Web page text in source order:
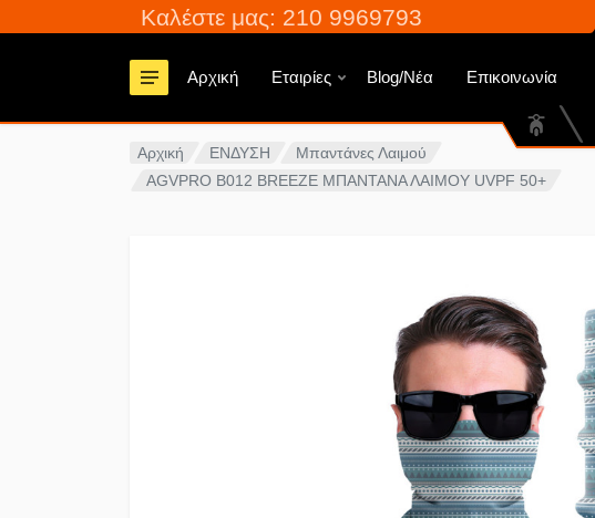
Καλέστε μας: 210 9969793
Αρχική Εταιρίες Blog/Νέα Επικοινωνία
Αρχική ΕΝΔΥΣΗ
Μπαντάνες Λαιμού
AGVPRO B012 BREEZE ΜΠΑΝΤΑΝΑ ΛΑΙΜΟΥ UVPF 50+